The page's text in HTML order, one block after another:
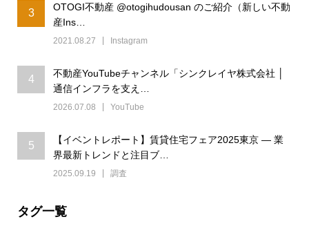
3
OTOGI不動産 @otogihudousan のご紹介（新しい不動
産Ins…
2021.08.27 Instagram
4
不動産YouTubeチャンネル「シンクレイヤ株式会社 │
通信インフラを支え…
2026.07.08 YouTube
5
【イベントレポート】賃貸住宅フェア2025東京 ― 業
界最新トレンドと注目ブ…
2025.09.19 調査
タグ一覧